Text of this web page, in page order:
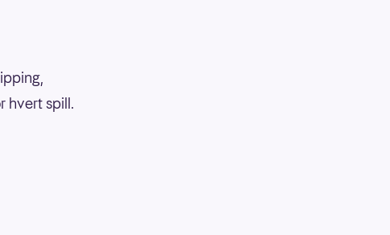
hvert spill.